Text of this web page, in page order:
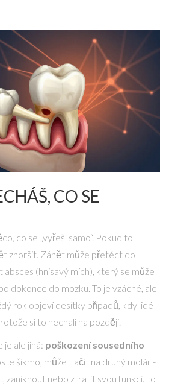
CO SE
co se „vyřeší samo“. Pokud to
zhoršit. Zánět může přetéct do
absces (hnisavý mích), který se může
dokonce do mozku. To je vzácné, ale
rok objeví desítky případů, kdy lidé
si to nechali na později.
ale jiná: poškození sousedního
šikmo, může tlačit na druhý molár -
zaniknout nebo ztratit svou funkci. To